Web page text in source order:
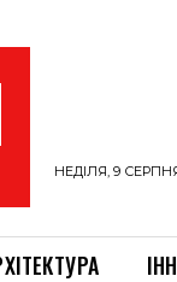
НЕДІЛЯ, 9